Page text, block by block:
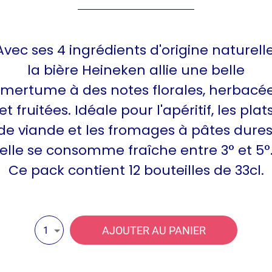
ses 4 ingrédients d'origine
la bière Heineken allie une belle
à des notes florales,
fruitées. Idéale pour l'apéritif, les
viande et les fromages à pâtes
se consomme fraîche entre 3° et 5°.
Ce pack contient 12 bouteilles de 33cl.
1 AJOUTER AU PANIER